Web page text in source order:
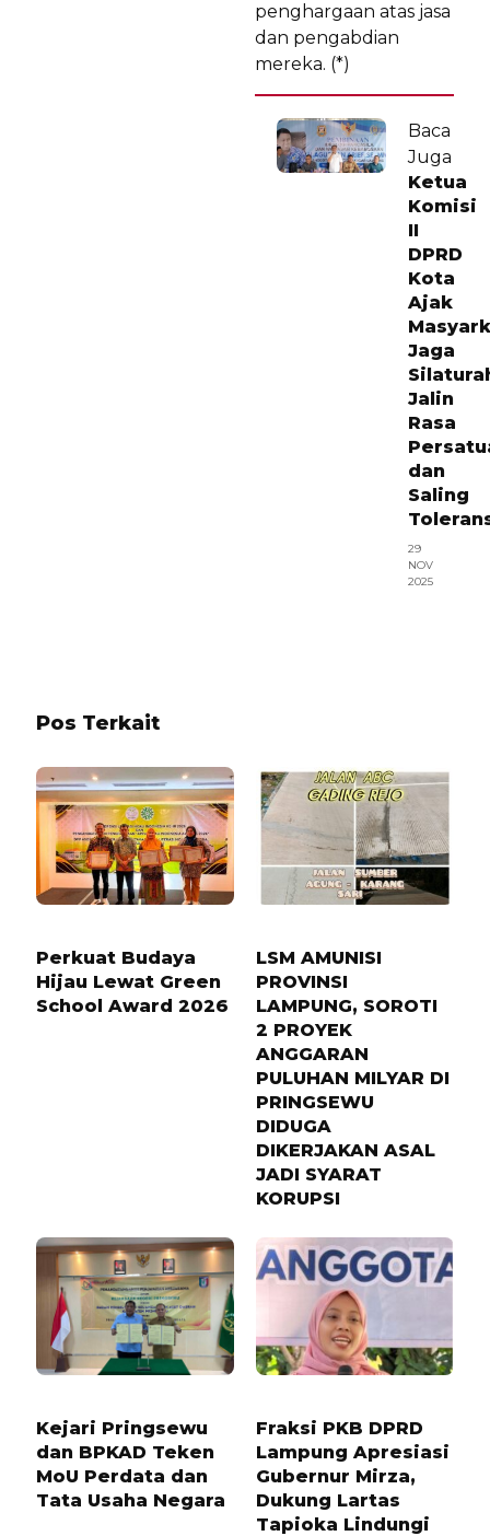
penghargaan atas jasa
dan pengabdian
mereka. (*)
Baca
Juga
Ketua
Komisi
II
DPRD
Kota
Ajak
Jaga
Jalin
Rasa
dan
Saling
29
NOV
2025
Pos Terkait
Perkuat Budaya
Hijau Lewat Green
School Award 2026
LSM AMUNISI
PROVINSI
LAMPUNG, SOROTI
2 PROYEK
ANGGARAN
PULUHAN MILYAR DI
PRINGSEWU
DIDUGA
DIKERJAKAN ASAL
JADI SYARAT
KORUPSI
Kejari Pringsewu
dan BPKAD Teken
MoU Perdata dan
Tata Usaha Negara
Fraksi PKB DPRD
Lampung Apresiasi
Gubernur Mirza,
Dukung Lartas
Tapioka Lindungi